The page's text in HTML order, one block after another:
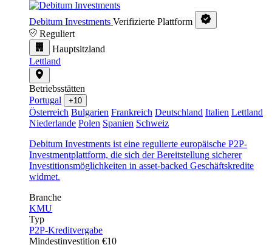
Debitum Investments Verifizierte Plattform
Reguliert
Hauptsitzland
Lettland
Betriebsstätten
Portugal
+10
Österreich Bulgarien Frankreich Deutschland Italien Lettland
Niederlande Polen Spanien Schweiz
Debitum Investments ist eine regulierte europäische P2P-
Investmentplattform, die sich der Bereitstellung sicherer
Investitionsmöglichkeiten in asset-backed Geschäftskredite
widmet.
Branche
KMU
Typ
P2P-Kreditvergabe
Mindestinvestition €10